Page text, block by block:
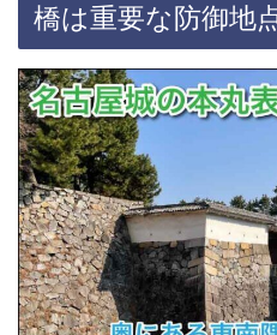
橋は重要な防御地